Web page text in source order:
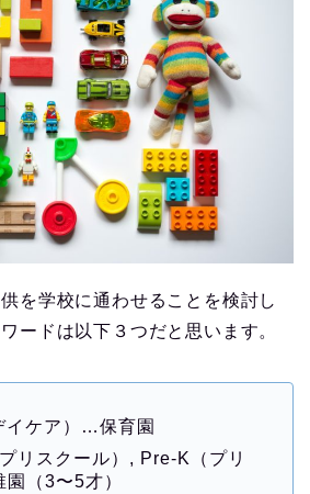
を学校に通わせることを検討し
ードは以下３つだと思います。
イケア）…保育園
リスクール）, Pre-K（プリ
（3〜5才）